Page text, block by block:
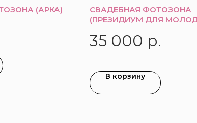
(АРКА)
СВАДЕБНАЯ ФОТОЗОНА
(ПРЕЗИДИУМ ДЛЯ
35 000 р.
В корзину